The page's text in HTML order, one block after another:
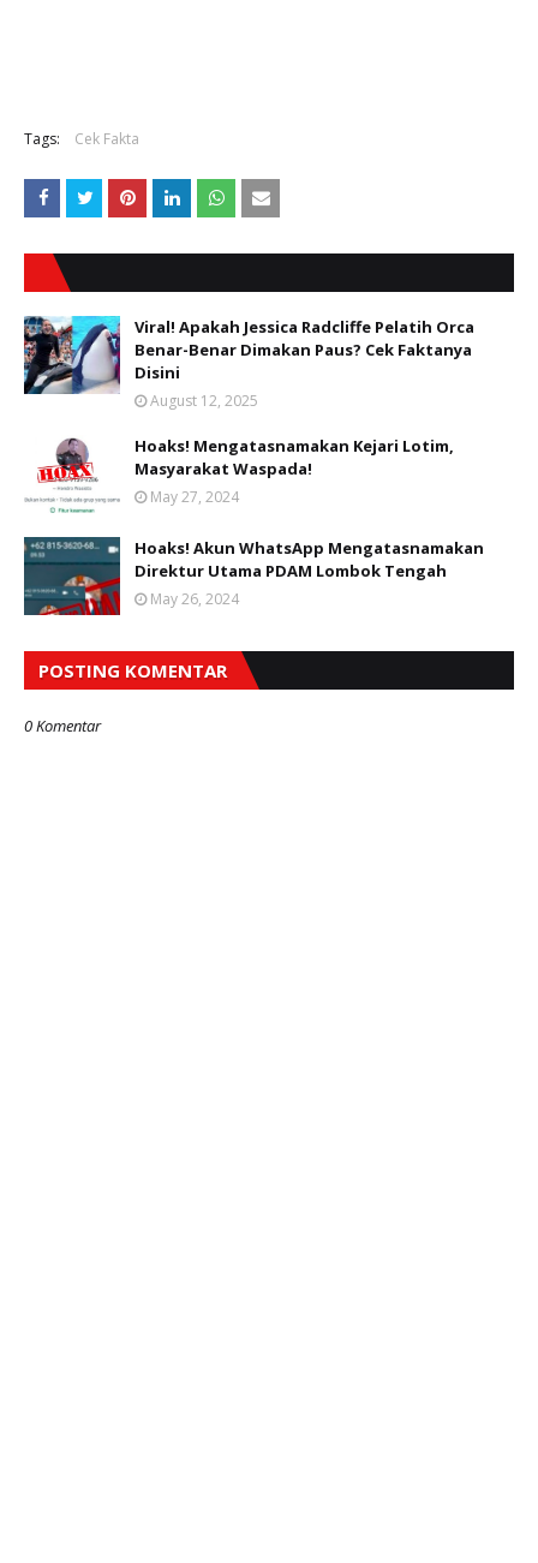
Tags: Cek Fakta
Viral! Apakah Jessica Radcliffe Pelatih Orca
Benar-Benar Dimakan Paus? Cek Faktanya
Disini
August 12, 2025
Hoaks! Mengatasnamakan Kejari Lotim,
Masyarakat Waspada!
May 27, 2024
Hoaks! Akun WhatsApp Mengatasnamakan
Direktur Utama PDAM Lombok Tengah
May 26, 2024
POSTING KOMENTAR
0 Komentar